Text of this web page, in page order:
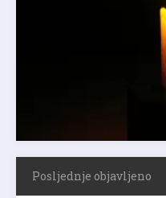
Posljednje objavljeno